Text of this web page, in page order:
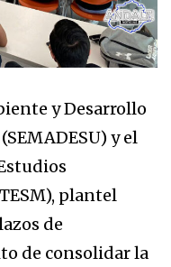
y Desarrollo
y el
plantel
de
de consolidar la